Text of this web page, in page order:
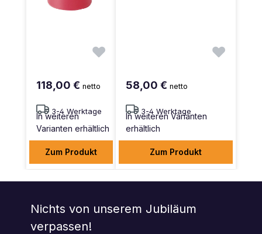
118,00 € netto
3-4 Werktage
In weiteren
Varianten erhältlich
Zum Produkt
58,00 €netto
3-4 Werktage
In weiteren Varianten
erhältlich
Zum Produkt
Nichts von unserem Jubiläum
verpassen!